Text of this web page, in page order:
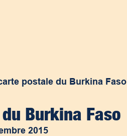
postale du Burkina Faso
Burkina Faso
2015